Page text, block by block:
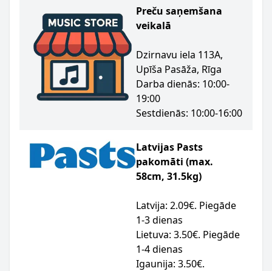
Preču saņemšana
veikalā
Dzirnavu iela 113A,
Upīša Pasāža, Rīga
Darba dienās: 10:00-
19:00
Sestdienās: 10:00-16:00
Latvijas Pasts
pakomāti (max.
58cm, 31.5kg)
Latvija: 2.09€. Piegāde
1-3 dienas
Lietuva: 3.50€. Piegāde
1-4 dienas
Igaunija: 3.50€.